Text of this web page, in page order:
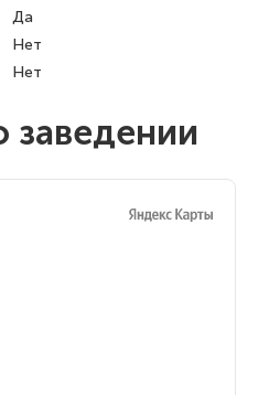
Да
Нет
Нет